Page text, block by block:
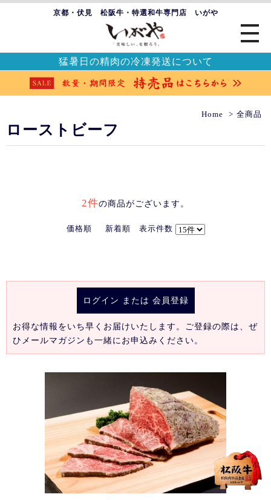
京都・伏見 松阪牛・特選和牛専門店 いがや
猛暑日の精肉の冷凍発送について
Home 全商品
ローストビーフ
2件の商品がございます。
価格順 新着順 表示件数
ログイン または 会員登録
お得な情報をいち早くお届けいたします。ご登録の際は、ぜ
ひメールマガジンも一緒にお申込みください。